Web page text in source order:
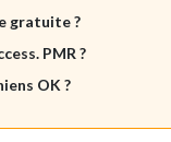
gratuite ?
PMR ?
OK ?